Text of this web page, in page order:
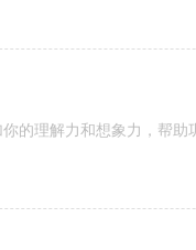
的理解力和想象力，帮助